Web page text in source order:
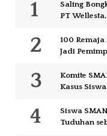
Saling
PT
100
Jadi
Komite
Kasus
Siswa
Tuduhan